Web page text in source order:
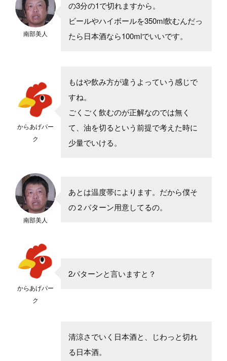
南部美人
の3分の1で切れますから。
ビールやハイボールを350ml飲むんだっ
たら日本酒なら100mlでいいです。
からあげパー
ク
もはや飲み方が違うよっていう感じで
すね。
ごくごく飲むのが正解なのでは無く
て、油を切るという前提で考えた時に
少量でいける。
南部美人
あとは温度帯によります。だから僕そ
の２パターン用意してるの。
からあげパー
ク
2パターンと言いますと？
清涼さでいく日本酒と、じわっと切れ
る日本酒。